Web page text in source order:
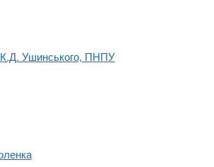
К.Д. Ушинського, ПНПУ